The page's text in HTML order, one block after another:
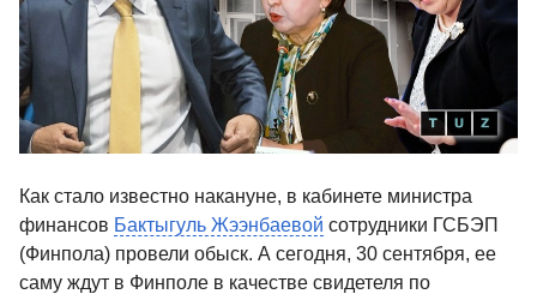
Как стало известно накануне, в кабинете министра
финансов Бактыгуль Жээнбаевой сотрудники ГСБЭП
(Финпола) провели обыск. А сегодня, 30 сентября, ее
саму ждут в Финполе в качестве свидетеля по